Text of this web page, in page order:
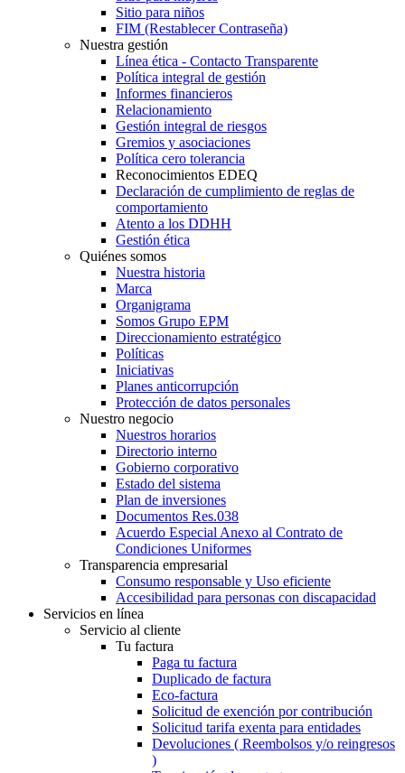
Sitio para niños
FIM (Restablecer Contraseña)
Nuestra gestión
Línea ética - Contacto Transparente
Política integral de gestión
Informes financieros
Relacionamiento
Gestión integral de riesgos
Gremios y asociaciones
Política cero tolerancia
Reconocimientos EDEQ
Declaración de cumplimiento de reglas de
comportamiento
Atento a los DDHH
Gestión ética
Quiénes somos
Nuestra historia
Marca
Organigrama
Somos Grupo EPM
Direccionamiento estratégico
Políticas
Iniciativas
Planes anticorrupción
Protección de datos personales
Nuestro negocio
Nuestros horarios
Directorio interno
Gobierno corporativo
Estado del sistema
Plan de inversiones
Documentos Res.038
Acuerdo Especial Anexo al Contrato de
Condiciones Uniformes
Transparencia empresarial
Consumo responsable y Uso eficiente
Accesibilidad para personas con discapacidad
Servicios en línea
Servicio al cliente
Tu factura
Paga tu factura
Duplicado de factura
Eco-factura
Solicitud de exención por contribución
Solicitud tarifa exenta para entidades
Devoluciones ( Reembolsos y/o reingresos
)